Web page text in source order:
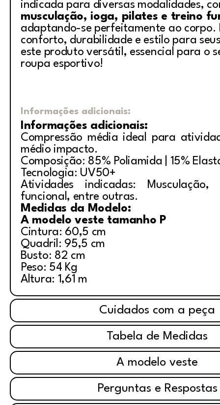
indicada para diversas modalidades,
musculação, ioga, pilates e treino
adaptando-se perfeitamente ao corpo.
conforto, durabilidade e estilo para
este produto versátil, essencial para o
roupa esportivo!
Informações adicionais:
Informações adicionais:
Compressão média ideal para
médio impacto.
Composição: 85% Poliamida | 15%
Tecnologia: UV50+
Atividades indicadas:
funcional, entre outras.
Medidas da Modelo:
A modelo veste tamanho P
Cintura: 60,5 cm
Quadril: 95,5 cm
Busto: 82 cm
Peso: 54 Kg
Altura: 1,61 m
Cuidados com a peça
Tabela de Medidas
A modelo veste
Perguntas e Respostas